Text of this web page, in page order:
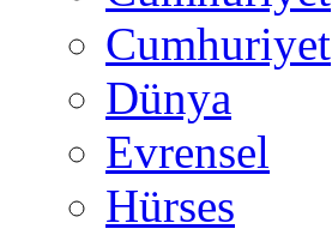
Cumhuriyet
Dünya
Evrensel
Hürses